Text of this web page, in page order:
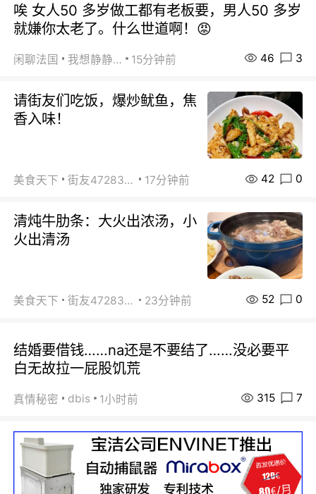
唉 女人50 多岁做工都有老板要，男人50 多岁
就嫌你太老了。什么世道啊！😡
闲聊法国 我想静静… 15分钟前 46 3
请街友们吃饭，爆炒鱿鱼，焦
香入味！
美食天下 街友472838572 17分钟前 42 0
清炖牛肋条：大火出浓汤，小
火出清汤
美食天下 街友472838572 23分钟前 52 0
结婚要借钱……na还是不要结了……没必要平
白无故拉一屁股饥荒
真情秘密 dbis 1小时前 315 7